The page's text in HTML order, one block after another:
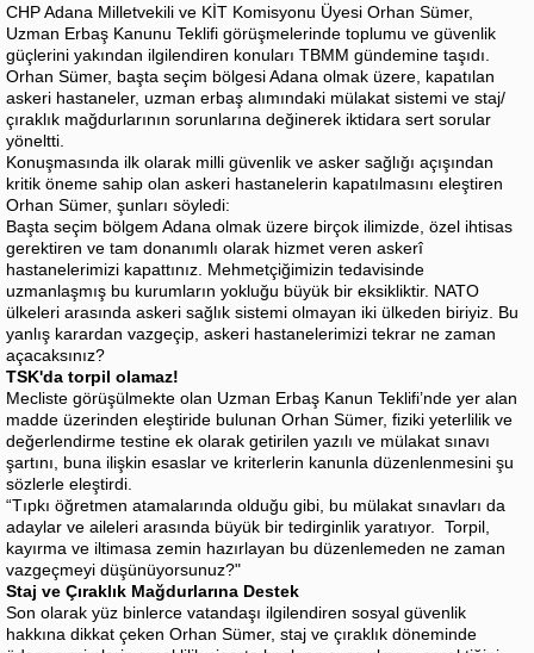
CHP Adana Milletvekili ve KİT Komisyonu Üyesi Orhan Sümer,
Uzman Erbaş Kanunu Teklifi görüşmelerinde toplumu ve güvenlik
güçlerini yakından ilgilendiren konuları TBMM gündemine taşıdı.
Orhan Sümer, başta seçim bölgesi Adana olmak üzere, kapatılan
askeri hastaneler, uzman erbaş alımındaki mülakat sistemi ve staj/
çıraklık mağdurlarının sorunlarına değinerek iktidara sert sorular
yöneltti.
Konuşmasında ilk olarak milli güvenlik ve asker sağlığı açışından
kritik öneme sahip olan askeri hastanelerin kapatılmasını eleştiren
Orhan Sümer, şunları söyledi:
Başta seçim bölgem Adana olmak üzere birçok ilimizde, özel ihtisas
gerektiren ve tam donanımlı olarak hizmet veren askerî
hastanelerimizi kapattınız. Mehmetçiğimizin tedavisinde
uzmanlaşmış bu kurumların yokluğu büyük bir eksikliktir. NATO
ülkeleri arasında askeri sağlık sistemi olmayan iki ülkeden biriyiz. Bu
yanlış karardan vazgeçip, askeri hastanelerimizi tekrar ne zaman
açacaksınız?
TSK'da torpil olamaz!
Mecliste görüşülmekte olan Uzman Erbaş Kanun Teklifi’nde yer alan
madde üzerinden eleştiride bulunan Orhan Sümer, fiziki yeterlilik ve
değerlendirme testine ek olarak getirilen yazılı ve mülakat sınavı
şartını, buna ilişkin esaslar ve kriterlerin kanunla düzenlenmesini şu
sözlerle eleştirdi.
“Tıpkı öğretmen atamalarında olduğu gibi, bu mülakat sınavları da
adaylar ve aileleri arasında büyük bir tedirginlik yaratıyor. Torpil,
kayırma ve iltimasa zemin hazırlayan bu düzenlemeden ne zaman
vazgeçmeyi düşünüyorsunuz?"
Staj ve Çıraklık Mağdurlarına Destek
Son olarak yüz binlerce vatandaşı ilgilendiren sosyal güvenlik
hakkına dikkat çeken Orhan Sümer, staj ve çıraklık döneminde